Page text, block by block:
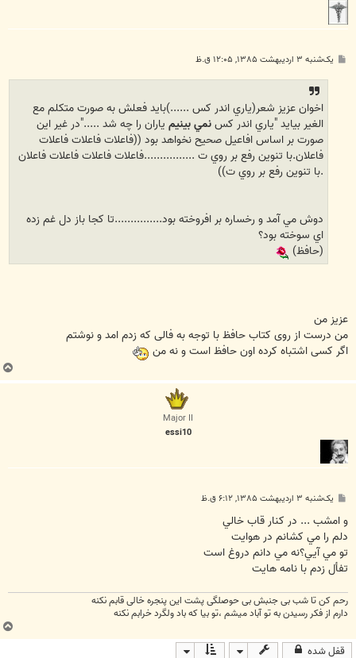
پ یک‌شنبه ۳ اردیبهشت ۱۳۸۵, ۱۲:۰۵ ق.ظ
اخوان عزيز شعر(ياري اندر كس ......)بايد فعلش به صورت متكلم مع
الغير بيايد "ياري اندر كسنمي بينيمياران را چه شد ....."در غير اين
صورت بر اساس افاعيل صحيح نخواهد بود ((فاعلات فاعلات فاعلات
فاعلان.با تنوين رفع بر روي ت ................فاعلات فاعلات فاعلات فاعلان
.با تنوين رفع بر روي ت))
دوش مي آمد و رخساره بر افروخته بود...............تا كجا باز دل غم زده
اي سوخته بود؟
(حافظ)
عزیز من
من درست از روی کتاب حافظ با توجه به فالی که زدم امد و نوشتم
اگر کسی اشتباه کرده اون حافظ است و نه من
ب
ا
Major II
essi10
پ
ت
یک‌شنبه ۳ اردیبهشت ۱۳۸۵, ۶:۱۲ ق.ظ
و امشب ... در كنار قاب خالي
دلم را مي كشانم در هوايت
تو مي آيي؟نه مي دانم دروغ است
تفأل زدم با نامه هايت
رحم کن تا شب بی جنبش بی حوصلگی پشت این پنجره خالی قابم نکنه
دارم از فکر رسیدن به تو آباد میشم ،تو بیا که باد ولگرد خرابم نکنه
ب
ا
قفل شده